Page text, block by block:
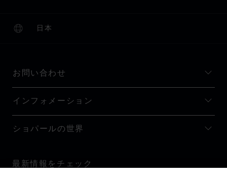
日本
ローカリゼーション (国の変更)
国の変更
お問い合わせ
インフォメーション
ショパールの世界
最新情報をチェック